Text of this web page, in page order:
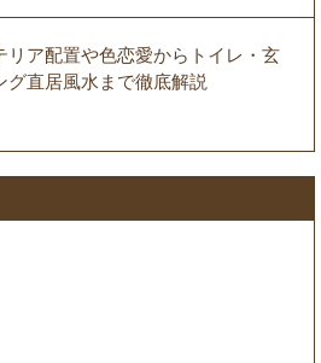
リア配置や色恋愛からトイレ・玄
グ直居風水まで徹底解説